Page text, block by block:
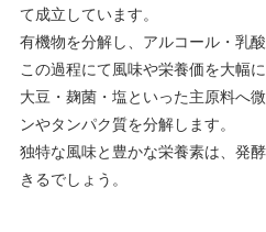
て成立しています。
有機物を分解し、アルコール・乳
この過程にて風味や栄養価を大幅
大豆・麹菌・塩といった主原料へ
ンやタンパク質を分解します。
独特な風味と豊かな栄養素は、発
きるでしょう。